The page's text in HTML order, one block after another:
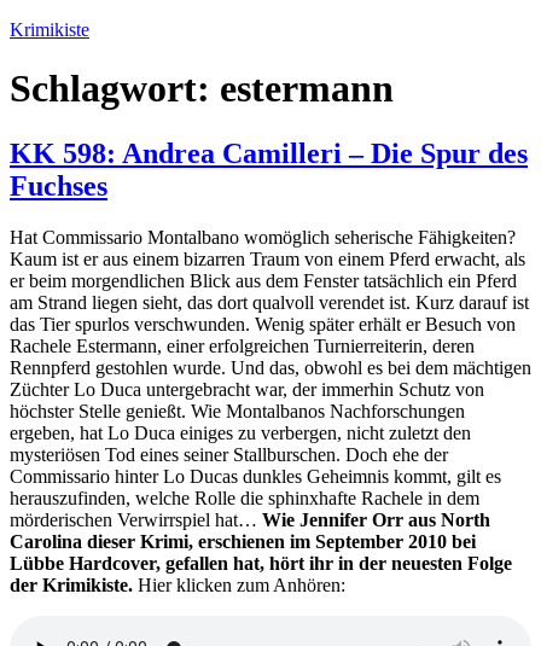
Zum
springen
Krimikiste
Schlagwort: estermann
KK 598: Andrea Camilleri – Die Spur des
Fuchses
Hat Commissario Montalbano womöglich seherische Fähigkeiten?
Kaum ist er aus einem bizarren Traum von einem Pferd erwacht, als
er beim morgendlichen Blick aus dem Fenster tatsächlich ein Pferd
am Strand liegen sieht, das dort qualvoll verendet ist. Kurz darauf ist
das Tier spurlos verschwunden. Wenig später erhält er Besuch von
Rachele Estermann, einer erfolgreichen Turnierreiterin, deren
Rennpferd gestohlen wurde. Und das, obwohl es bei dem mächtigen
Züchter Lo Duca untergebracht war, der immerhin Schutz von
höchster Stelle genießt. Wie Montalbanos Nachforschungen
ergeben, hat Lo Duca einiges zu verbergen, nicht zuletzt den
mysteriösen Tod eines seiner Stallburschen. Doch ehe der
Commissario hinter Lo Ducas dunkles Geheimnis kommt, gilt es
herauszufinden, welche Rolle die sphinxhafte Rachele in dem
mörderischen Verwirrspiel hat… Wie Jennifer Orr aus North
Carolina dieser Krimi, erschienen im September 2010 bei
Lübbe Hardcover, gefallen hat, hört ihr in der neuesten Folge
der Krimikiste. Hier klicken zum Anhören: